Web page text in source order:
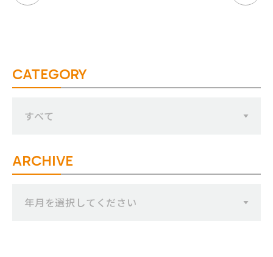
CATEGORY
すべて
ARCHIVE
年月を選択してください